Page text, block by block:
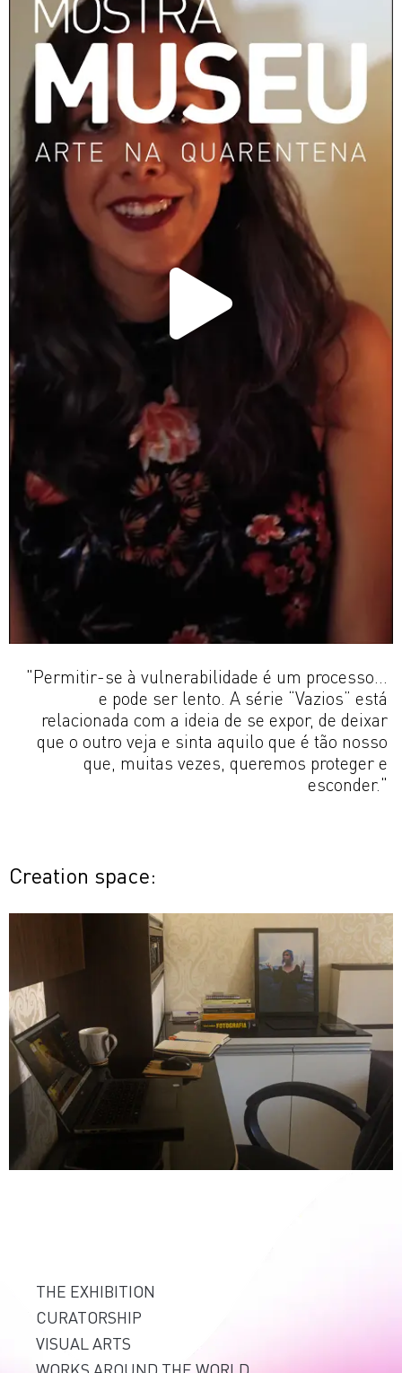
"Permitir-se à vulnerabilidade é um processo...
e pode ser lento. A série “Vazios” está
relacionada com a ideia de se expor, de deixar
que o outro veja e sinta aquilo que é tão nosso
que, muitas vezes, queremos proteger e
esconder."
Creation space:
THE EXHIBITION
CURATORSHIP
VISUAL ARTS
WORKS AROUND THE WORLD